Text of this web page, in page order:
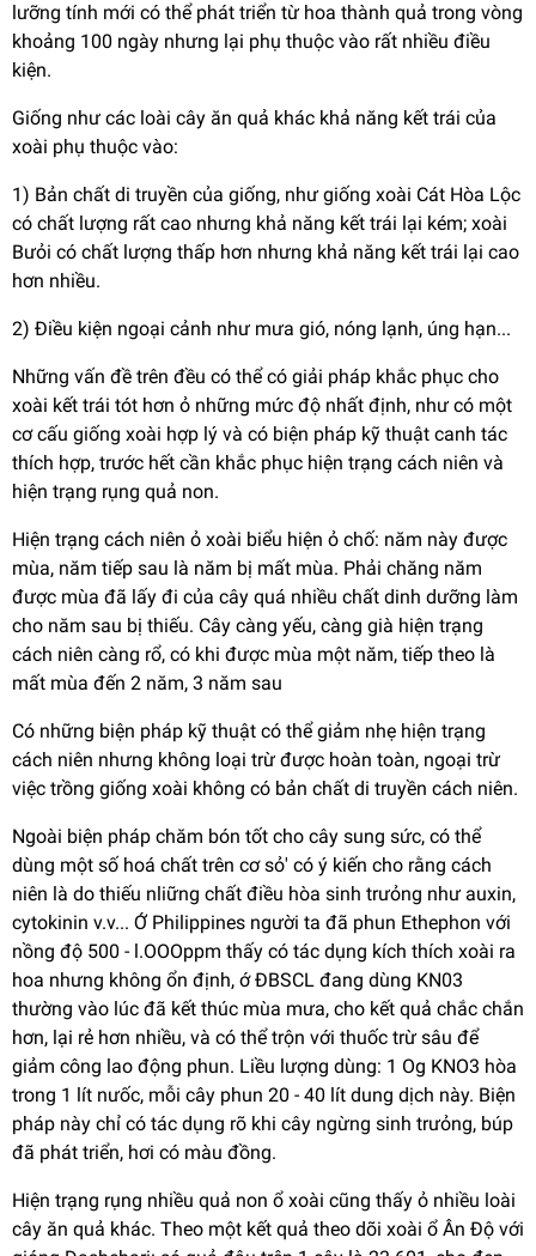
lưỡng tính mới có thể phát triển từ hoa thành quả trong vòng
khoảng 100 ngày nhưng lại phụ thuộc vào rất nhiều điều
kiện.
Giống như các loài cây ăn quả khác khả năng kết trái của
xoài phụ thuộc vào:
1) Bản chất di truyền của giống, như giống xoài Cát Hòa Lộc
có chất lượng rất cao nhưng khả năng kết trái lại kém; xoài
Bưỏi có chất lượng thấp hơn nhưng khả năng kết trái lại cao
hơn nhiều.
2) Điều kiện ngoại cảnh như mưa gió, nóng lạnh, úng hạn...
Những vấn đề trên đều có thể có giải pháp khắc phục cho
xoài kết trái tót hơn ỏ những mức độ nhất định, như có một
cơ cấu giống xoài hợp lý và có biện pháp kỹ thuật canh tác
thích hợp, trước hết cần khắc phục hiện trạng cách niên và
hiện trạng rụng quả non.
Hiện trạng cách niên ỏ xoài biểu hiện ỏ chố: năm này được
mùa, năm tiếp sau là năm bị mất mùa. Phải chăng năm
được mùa đã lấy đi của cây quá nhiều chất dinh dưỡng làm
cho năm sau bị thiếu. Cây càng yếu, càng già hiện trạng
cách niên càng rổ, có khi được mùa một năm, tiếp theo là
mất mùa đến 2 năm, 3 năm sau
Có những biện pháp kỹ thuật có thể giảm nhẹ hiện trạng
cách niên nhưng không loại trừ được hoàn toàn, ngoại trừ
việc trồng giống xoài không có bản chất di truyền cách niên.
Ngoài biện pháp chăm bón tốt cho cây sung sức, có thể
dùng một số hoá chất trên cơ sỏ' có ý kiến cho rằng cách
niên là do thiếu nliững chất điều hòa sinh trưỏng như auxin,
cytokinin v.v... Ớ Philippines người ta đã phun Ethephon với
nồng độ 500 - l.OOOppm thấy có tác dụng kích thích xoài ra
hoa nhưng không ổn định, ớ ĐBSCL đang dùng KN03
thường vào lúc đã kết thúc mùa mưa, cho kết quả chắc chắn
hơn, lại rẻ hơn nhiều, và có thể trộn với thuốc trừ sâu để
giảm công lao động phun. Liều lượng dùng: 1 Og KNO3 hòa
trong 1 lít nưốc, mỗi cây phun 20 - 40 lít dung dịch này. Biện
pháp này chỉ có tác dụng rõ khi cây ngừng sinh trưỏng, búp
đã phát triển, hơi có màu đồng.
Hiện trạng rụng nhiều quả non ổ xoài cũng thấy ỏ nhiều loài
cây ăn quả khác. Theo một kết quả theo dõi xoài ổ Ân Độ với